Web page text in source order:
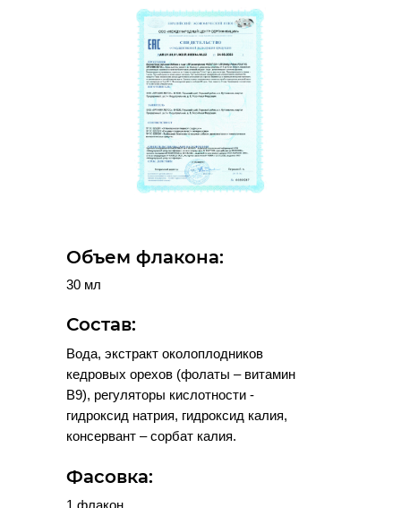
Объем флакона:
30 мл
Состав:
Фасовка:
Вода, экстракт околоплодников
кедровых орехов (фолаты – витамин
B9), регуляторы кислотности -
гидроксид натрия, гидроксид калия,
консервант – сорбат калия.